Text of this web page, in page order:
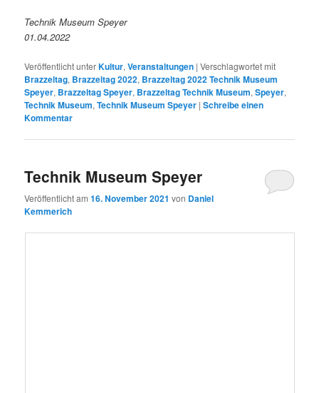
Technik Museum Speyer
01.04.2022
Veröffentlicht unterKultur,Veranstaltungen |Verschlagwortet mit
Brazzeltag, Brazzeltag 2022, Brazzeltag 2022 Technik Museum
Speyer, Brazzeltag Speyer, Brazzeltag Technik Museum,Speyer,
Technik Museum,Technik Museum Speyer |Schreibe einen
Kommentar
Technik Museum Speyer
Veröffentlicht am16. November 2021 von Daniel
Kemmerich